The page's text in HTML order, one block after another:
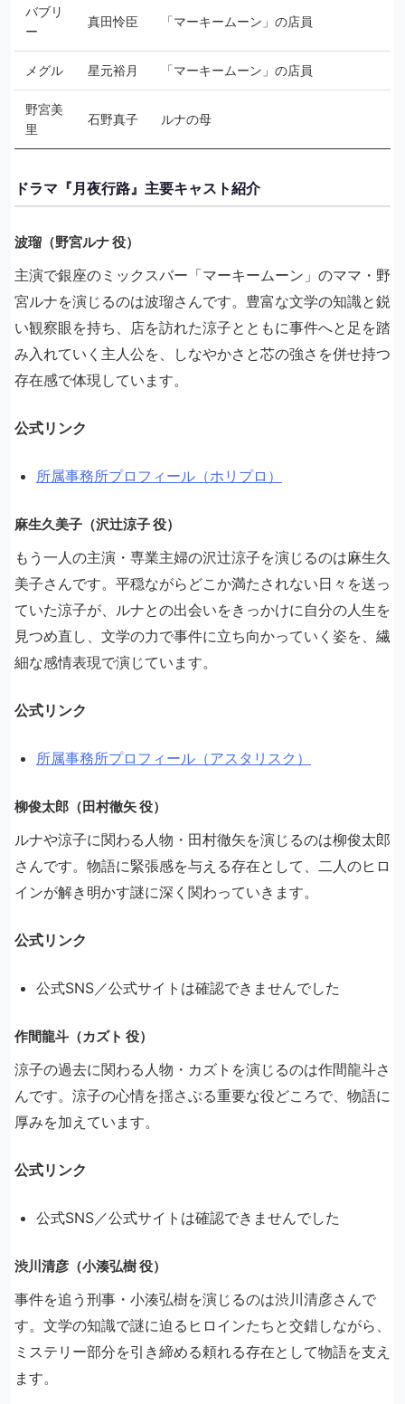
バブリ
ー
真田怜臣 「マーキームーン」の店員
メグル 星元裕月 「マーキームーン」の店員
野宮美
里
石野真子 ルナの母
ドラマ『月夜行路』主要キャスト紹介
波瑠（野宮ルナ 役）
主演で銀座のミックスバー「マーキームーン」のママ・野
宮ルナを演じるのは波瑠さんです。豊富な文学の知識と鋭
い観察眼を持ち、店を訪れた涼子とともに事件へと足を踏
み入れていく主人公を、しなやかさと芯の強さを併せ持つ
存在感で体現しています。
公式リンク
所属事務所プロフィール（ホリプロ）
麻生久美子（沢辻涼子 役）
もう一人の主演・専業主婦の沢辻涼子を演じるのは麻生久
美子さんです。平穏ながらどこか満たされない日々を送っ
ていた涼子が、ルナとの出会いをきっかけに自分の人生を
見つめ直し、文学の力で事件に立ち向かっていく姿を、繊
細な感情表現で演じています。
公式リンク
所属事務所プロフィール（アスタリスク）
柳俊太郎（田村徹矢 役）
ルナや涼子に関わる人物・田村徹矢を演じるのは柳俊太郎
さんです。物語に緊張感を与える存在として、二人のヒロ
インが解き明かす謎に深く関わっていきます。
公式リンク
公式SNS／公式サイトは確認できませんでした
作間龍斗（カズト 役）
涼子の過去に関わる人物・カズトを演じるのは作間龍斗さ
んです。涼子の心情を揺さぶる重要な役どころで、物語に
厚みを加えています。
公式リンク
公式SNS／公式サイトは確認できませんでした
渋川清彦（小湊弘樹 役）
事件を追う刑事・小湊弘樹を演じるのは渋川清彦さんで
す。文学の知識で謎に迫るヒロインたちと交錯しながら、
ミステリー部分を引き締める頼れる存在として物語を支え
ます。